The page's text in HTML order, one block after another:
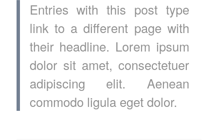
Entries with this post type
link to a different page with
their headline. Lorem ipsum
dolor sit amet, consectetuer
adipiscing elit. Aenean
commodo ligula eget dolor.